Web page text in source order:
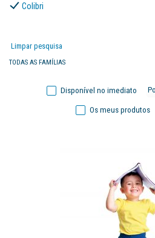
Colibri
Limpar pesquisa
TODAS AS FAMÍLIAS
Disponível no imediato
Os meus produtos